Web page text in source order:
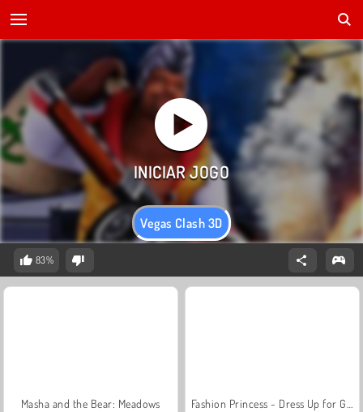
Vegas Clash 3D
83%
Masha and the Bear: Meadows